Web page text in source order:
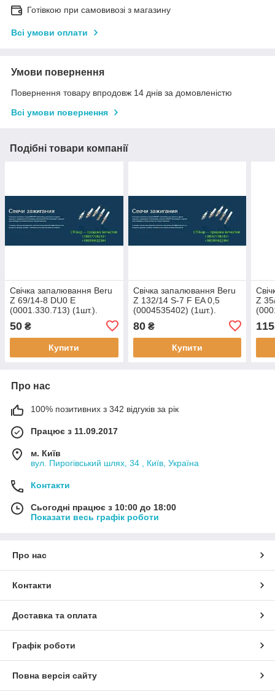
Готівкою при самовивозі з магазину
Всі умови оплати
Умови повернення
Повернення товару впродовж 14 днів за домовленістю
Всі умови повернення
Подібні товари компанії
Свічка запалювання Beru
Z 69/14-8 DU0 E
(0001.330.713) (1шт.).
Відстань між електродами:
0,7. Розмір різьби: M
14x1,25. Ширина
50 ₴
Купити
Свічка запалювання Beru
Z 132/14 S-7 F EA 0,5
(0004535402) (1шт.).
Відстань між електродами:
0,5. Розмір різьби: M
14x1,25. Ширина
80₴
Купити
Z
0,7.
115
Про нас
100% позитивних з 342 відгуків за рік
Працює з 11.09.2017
м. Київ
вул. Пирогівський шлях, 34 , Київ, Україна
Контакти
Сьогодні працює з 10:00 до 18:00
Показати весь графік роботи
Про нас
Контакти
Доставка та оплата
Графік роботи
Повна версія сайту